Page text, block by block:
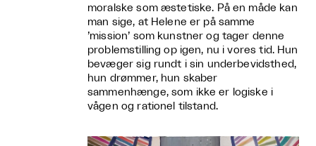
moralske som æstetiske. På en måde kan
man sige, at Helene er på samme
’mission’ som kunstner og tager denne
problemstilling op igen, nu i vores tid. Hun
bevæger sig rundt i sin underbevidsthed,
hun drømmer, hun skaber
sammenhænge, som ikke er logiske i
vågen og rationel tilstand.